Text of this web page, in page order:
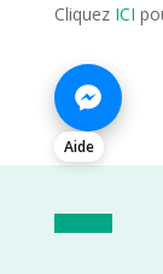
Cliquez ICI
Aide